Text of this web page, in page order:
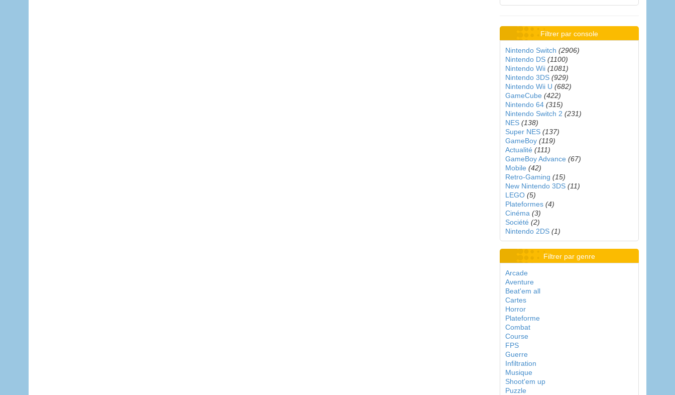
Filtrer par console
Nintendo Switch (2906)
Nintendo DS (1100)
Nintendo Wii (1081)
Nintendo 3DS (929)
Nintendo Wii U (682)
GameCube (422)
Nintendo 64 (315)
Nintendo Switch 2 (231)
NES (138)
Super NES (137)
GameBoy (119)
Actualité (111)
GameBoy Advance (67)
Mobile (42)
Retro-Gaming (15)
New Nintendo 3DS (11)
LEGO (5)
Plateformes (4)
Cinéma (3)
Société (2)
Nintendo 2DS (1)
Filtrer par genre
Arcade
Aventure
Beat'em all
Cartes
Horror
Plateforme
Combat
Course
FPS
Guerre
Infiltration
Musique
Shoot'em up
Puzzle